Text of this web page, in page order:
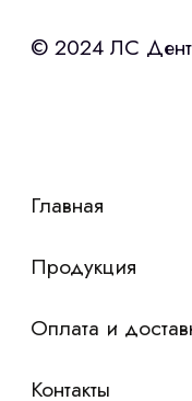
условия по
просто